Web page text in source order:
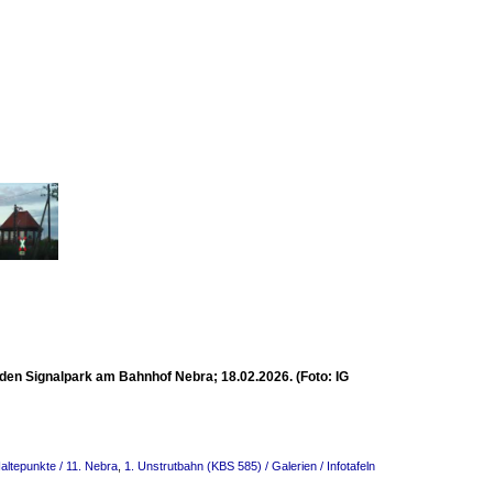
Signalpark am Bahnhof Nebra; 18.02.2026. (Foto: IG
/ 11. Nebra 1. Unstrutbahn (KBS 585) / Galerien / Infotafeln